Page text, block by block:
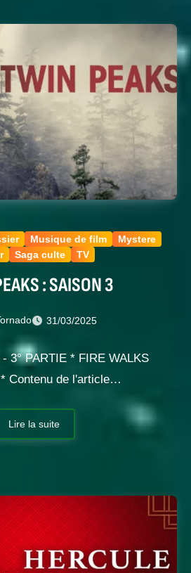
Musique de film
Mystere
Saga culte TV
: SAISON 3
31/03/2025
3° PARTIE * FIRE WALKS
Contenu de l'article…
Lire la suite